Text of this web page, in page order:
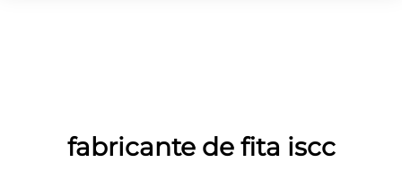
fabricante de fita iscc